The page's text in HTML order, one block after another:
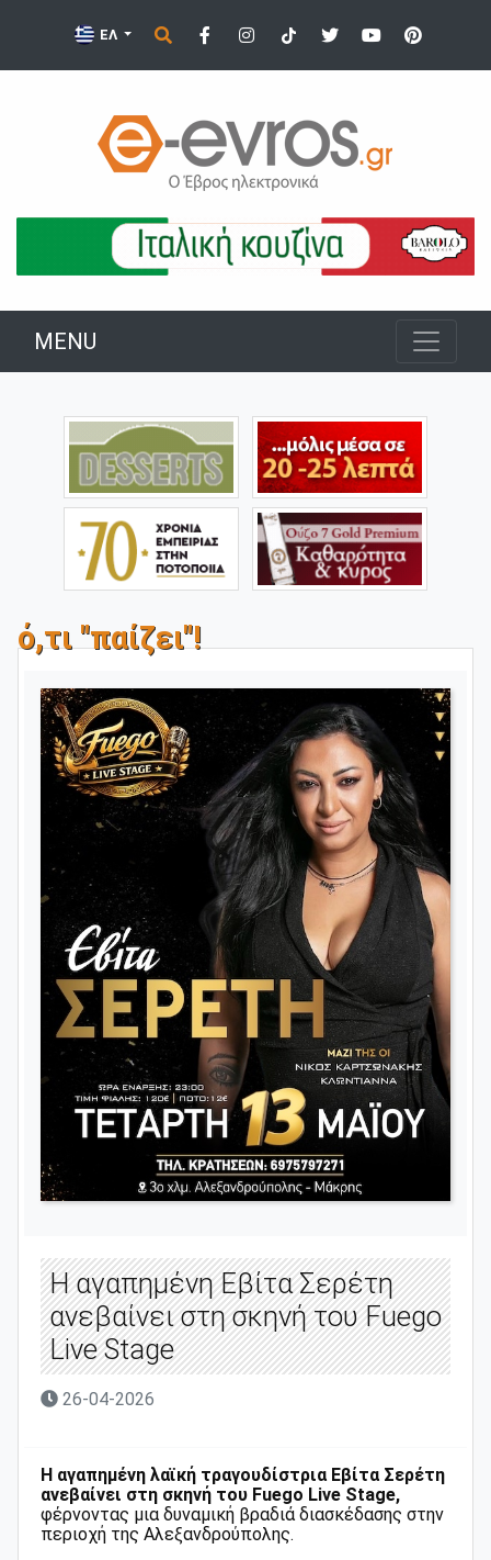
ΕΛ
MENU
ό,τι "παίζει"!
Η αγαπημένη Εβίτα Σερέτη
ανεβαίνει στη σκηνή του Fuego
Live Stage
26-04-2026
Η αγαπημένη λαϊκή τραγουδίστρια Εβίτα Σερέτη
ανεβαίνει στη σκηνή του Fuego Live Stage,
φέρνοντας μια δυναμική βραδιά διασκέδασης στην
περιοχή της Αλεξανδρούπολης.